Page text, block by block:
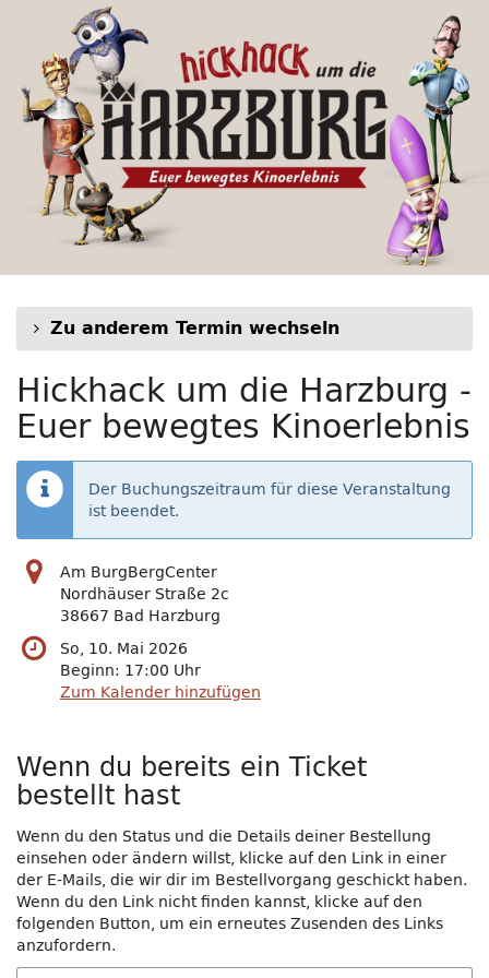
Inhalt
springen
Hickhack
um
die
Harzburg
Euer
bewegtes
Kinoerlebnis
Zu anderem Termin wechseln
Hickhack um die Harzburg -
Euer bewegtes Kinoerlebnis
Der Buchungszeitraum für diese Veranstaltung
ist beendet.
Am BurgBergCenter
Nordhäuser Straße 2c
38667 Bad Harzburg
So, 10. Mai 2026
Beginn: 17:00 Uhr
Zum Kalender hinzufügen
Wenn du bereits ein Ticket
bestellt hast
Wenn du den Status und die Details deiner Bestellung
einsehen oder ändern willst, klicke auf den Link in einer
der E-Mails, die wir dir im Bestellvorgang geschickt haben.
Wenn du den Link nicht finden kannst, klicke auf den
folgenden Button, um ein erneutes Zusenden des Links
anzufordern.